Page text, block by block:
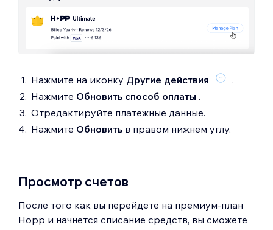
Нажмите на иконку Другие действия
.
Нажмите Обновить способ оплаты .
Отредактируйте платежные данные.
Нажмите Обновить в правом нижнем углу.
Просмотр счетов
После того как вы перейдете на премиум-план
Hopp и начнется списание средств, вы сможете